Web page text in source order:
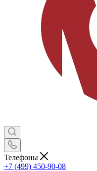
Телефоны
+7 (499) 450-90-08